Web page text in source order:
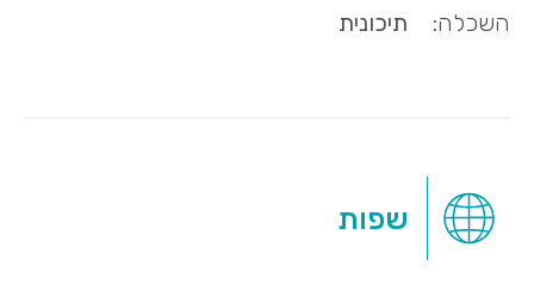
השכלה:
תיכונית
שפות